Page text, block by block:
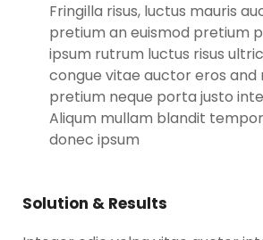
Fringilla risus, luctus mauris
pretium an euismod pretium
ipsum rutrum luctus risus
congue vitae auctor eros
pretium neque porta justo
Aliqum mullam blandit
donec ipsum
Solution & Results